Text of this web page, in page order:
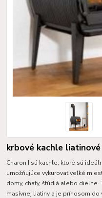
krbové kachle liatinové
Charon I sú kachle, ktoré sú
umožňujúce vykurovať veľké
domy, chaty, štúdiá alebo
masívnej liatiny a je prínosom do